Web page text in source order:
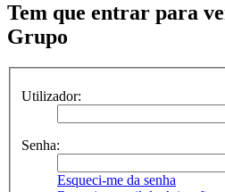
Tem que entrar para
Grupo
Utilizador:
Senha:
Esqueci-me da senha